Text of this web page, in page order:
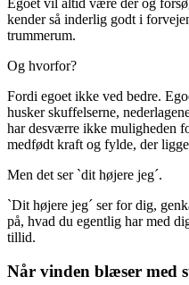
kender så inderlig godt i
trummerum.
Og hvorfor?
Fordi egoet ikke ved bedre.
husker skuffelserne,
har desværre ikke muligheden
medfødt kraft og fylde, der
Men det ser `dit højere jeg´.
`Dit højere jeg´ ser for dig,
på, hvad du egentlig har med
tillid.
Når vinden blæser med